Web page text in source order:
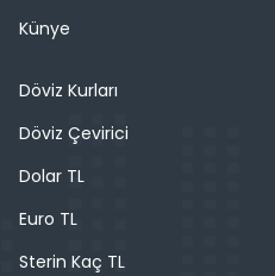
Künye
Döviz Kurları
Döviz Çevirici
Dolar TL
Euro TL
Sterin Kaç TL